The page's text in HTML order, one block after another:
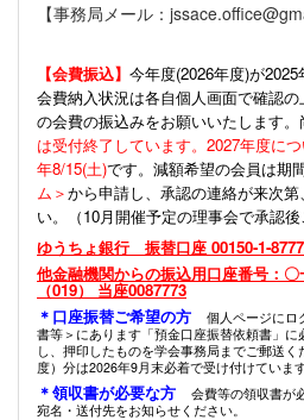
【事務局メール：
【会費振込】 今年度(2026年度)が2025
会費納入状況は各自個人画面で確認
の会費の振込みをお願いいたします。
は受付終了しています。2027年度に
年8/15(土)です。減額希望の会員は期
ム＞から申請し、承認の連絡が来次
い。（10月開催予定の理事会で承認後
ゆうちょ銀行 振替口座 00150-1-
他金融機関からの振込用口座番号：
（019） 当座0087773
＊口座振替ご希望の方
個人ページにロ
書等＞にあります「預金口座振替依頼書」に
し、押印したものを学会事務局までご郵送
度）分は2026年9月末必着で受け付けています
＊領収書が必要な方
会費等の領収書が
宛名・送付先をお知らせください。